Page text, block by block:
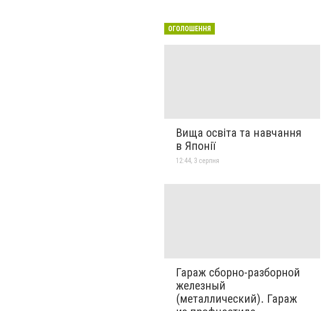
ОГОЛОШЕННЯ
Вища освіта та навчання
в Японії
12:44, 3 серпня
Гараж сборно-разборной
железный
(металлический). Гараж